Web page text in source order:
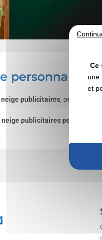
neige publicitaires,
neige publicitaires
Ce
une
et